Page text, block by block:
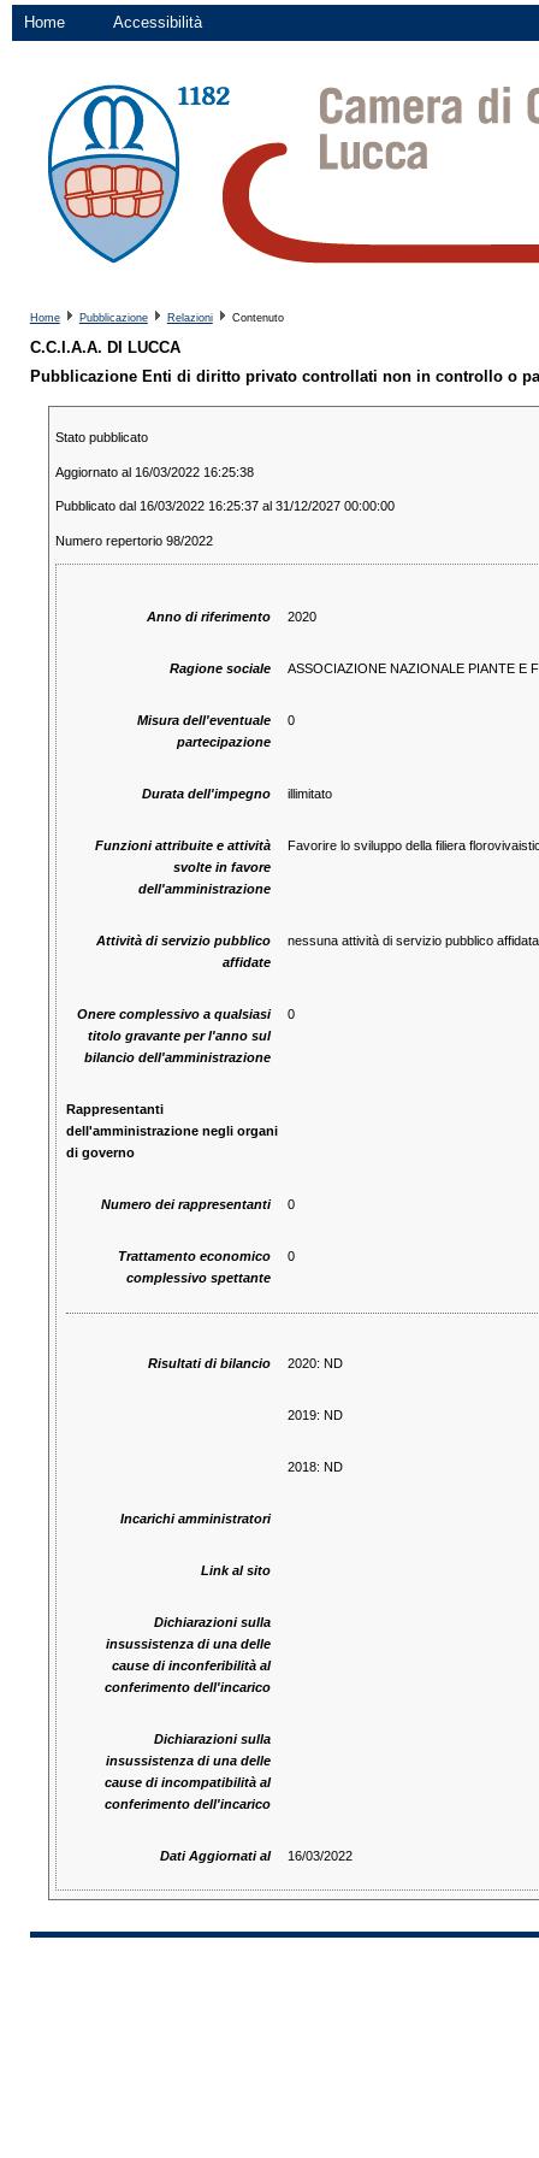
Home Accessibilità
Home Pubblicazione Relazioni Contenuto
C.C.I.A.A. DI LUCCA
Pubblicazione Enti di diritto privato controllati non in controllo o
Stato pubblicato
Aggiornato al 16/03/2022 16:25:38
Pubblicato dal 16/03/2022 16:25:37 al 31/12/2027 00:00:00
Numero repertorio 98/2022
Anno di riferimento 2020
Ragione sociale ASSOCIAZIONE NAZIONALE PIANTE E
Misura dell'eventuale
partecipazione
0
Durata dell'impegno illimitato
Funzioni attribuite e attività
svolte in favore
dell'amministrazione
Favorire lo sviluppo della filiera
Attività di servizio pubblico
affidate
nessuna attività di servizio pubblico affidata
Onere complessivo a qualsiasi
titolo gravante per l'anno sul
bilancio dell'amministrazione
0
Rappresentanti
dell'amministrazione negli organi
di governo
Numero dei rappresentanti 0
Trattamento economico
complessivo spettante
0
Risultati di bilancio 2020: ND
2019: ND
2018: ND
Incarichi amministratori
Link al sito
Dichiarazioni sulla
insussistenza di una delle
cause di inconferibilità al
conferimento dell'incarico
Dichiarazioni sulla
insussistenza di una delle
cause di incompatibilità al
conferimento dell'incarico
Dati Aggiornati al 16/03/2022